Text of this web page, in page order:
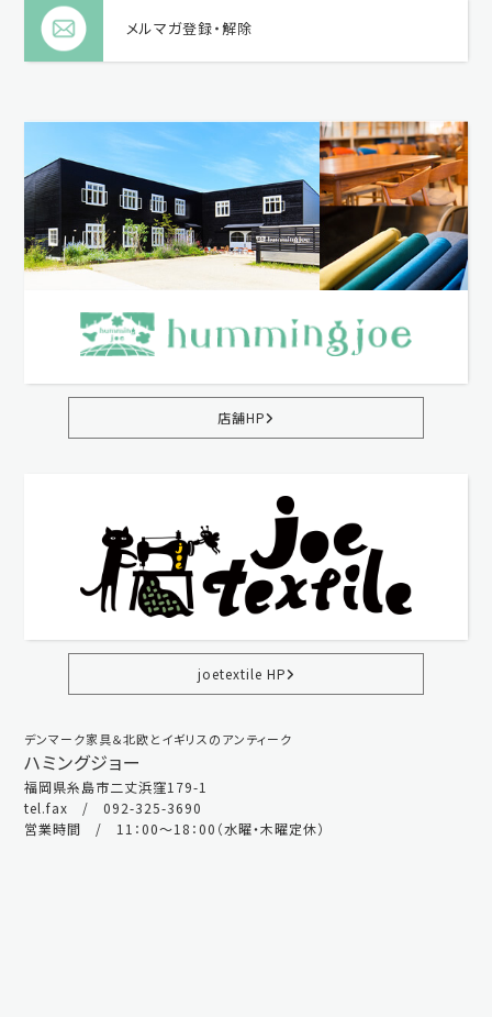
メルマガ登録・解除
店舗HP
joetextile HP
デンマーク家具＆北欧とイギリスのアンティーク
ハミングジョー
福岡県糸島市二丈浜窪179-1
tel.fax / 092-325-3690
営業時間 / 11：00～18：00（水曜・木曜定休）